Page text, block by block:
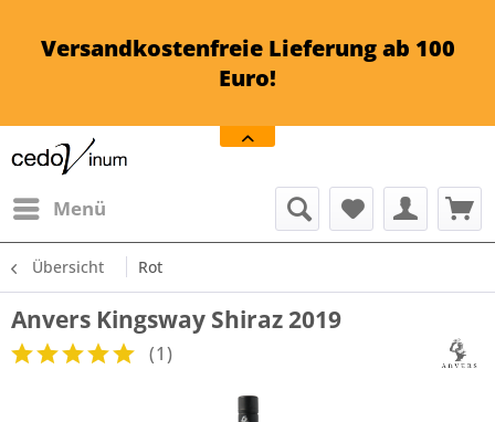
Versandkostenfreie Lieferung ab 100
Euro!
Menü
Übersicht Rot
Anvers Kingsway Shiraz 2019
(1)